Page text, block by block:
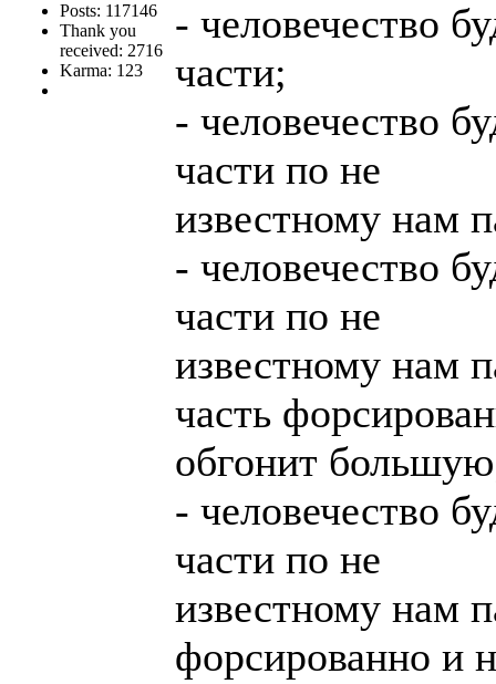
Posts: 117146
Thank you
received: 2716
Karma: 123
- человечество
части;
- человечество
части по не
известному нам
- человечество
части по не
известному нам
часть
обгонит
- человечество
части по не
известному нам
форсированно и